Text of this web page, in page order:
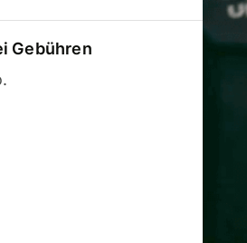
Gebühren